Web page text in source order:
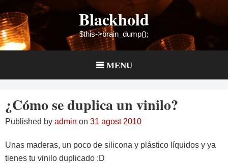
to
content
Blackhold
$this->brain_dump();
MENU
¿Cómo se duplica un vinilo?
Published by admin on 31 agost 2010
Unas maderas, un poco de silicona y plástico líquidos y ya
tienes tu vinilo duplicado :D